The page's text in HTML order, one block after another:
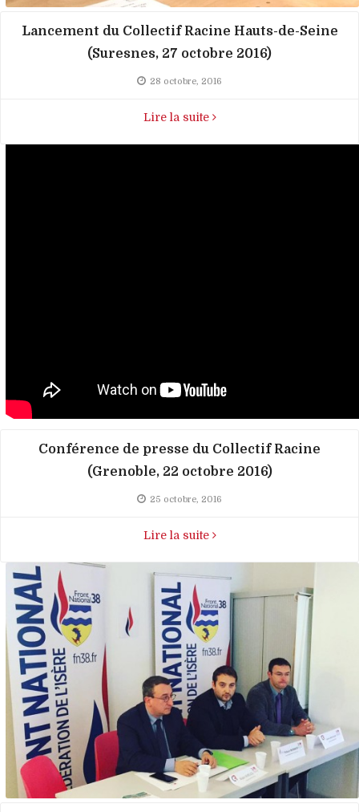
Lancement du Collectif Racine Hauts-de-Seine
(Suresnes, 27 octobre 2016)
28 octobre, 2016
Lire la suite
Conférence de presse du Collectif Racine
(Grenoble, 22 octobre 2016)
25 octobre, 2016
Lire la suite